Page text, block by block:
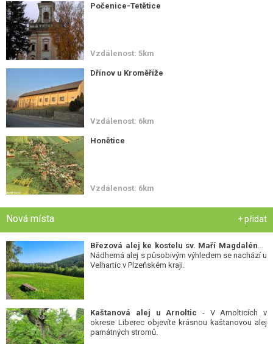
Počenice-Tetětice
Vzdálenost: 5km
Dřínov u Kroměříže
Vzdálenost: 6km
Honětice
Vzdálenost: 6km
Nová místa + přidat
Nádherná alej s působivým výhledem se nachází u
Velhartic v Plzeňském kraji.
Kaštanová alej u Arnoltic - V Arnolticích v
okrese Liberec objevíte krásnou kaštanovou alej
památných stromů.